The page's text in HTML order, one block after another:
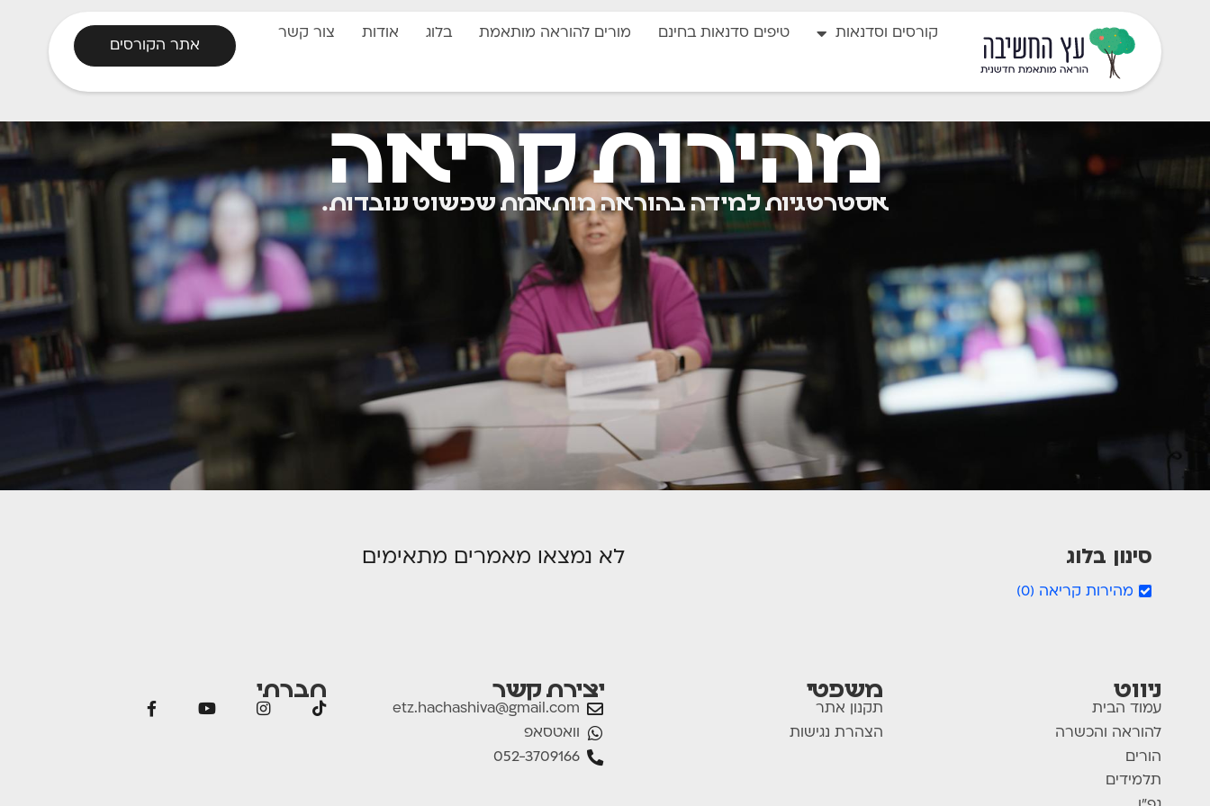
קורסים וסדנאות טיפים סדנאות בחינם מורים להוראה מותאמת בלוג אודות
צור קשר
אתר הקורסים
מהירות קריאה
אסטרטגיות למידה בהוראה מותאמת שפשוט עובדות.
סינון בלוג
מהירות קריאה (
0
)
לא נמצאו מאמרים מתאימים
ניווט
עמוד הבית
להוראה והכשרה
הורים
תלמידים
משפטי
תקנון אתר
הצהרת נגישות
יצירת קשר
etz.hachashiva@gmail.com
וואטסאפ
052-3709166
חברתי